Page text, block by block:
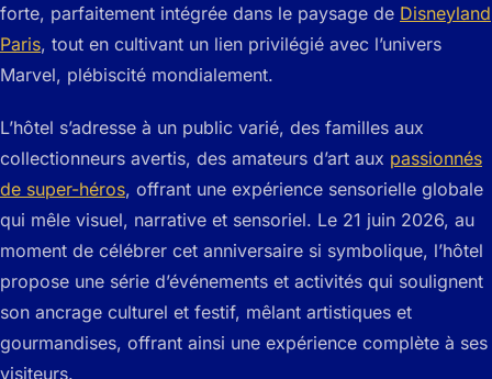
forte, parfaitement intégrée dans le paysage de Disneyland
Paris, tout en cultivant un lien privilégié avec l’univers
Marvel, plébiscité mondialement.
L’hôtel s’adresse à un public varié, des familles aux
collectionneurs avertis, des amateurs d’art aux passionnés
de super-héros, offrant une expérience sensorielle globale
qui mêle visuel, narrative et sensoriel. Le 21 juin 2026, au
moment de célébrer cet anniversaire si symbolique, l’hôtel
propose une série d’événements et activités qui soulignent
son ancrage culturel et festif, mêlant artistiques et
gourmandises, offrant ainsi une expérience complète à ses
visiteurs.